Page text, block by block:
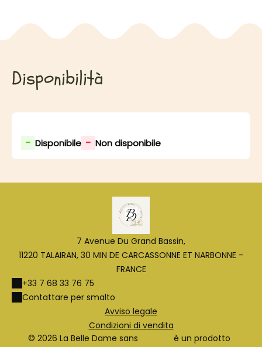
Disponibilità
- Disponibile - Non disponibile
7 Avenue Du Grand Bassin,
11220 TALAIRAN, 30 MIN DE CARCASSONNE ET NARBONNE -
FRANCE
+33 7 68 33 76 75
Contattare per smalto
Avviso legale
Condizioni di vendita
© 2026 La Belle Dame sans
è un prodotto